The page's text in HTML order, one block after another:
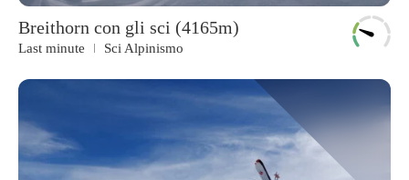
Breithorn con gli sci (4165m)
Last minute Sci Alpinismo